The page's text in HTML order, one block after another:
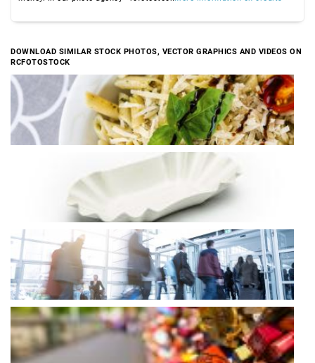
DOWNLOAD SIMILAR STOCK PHOTOS, VECTOR GRAPHICS AND VIDEOS ON
RCFOTOSTOCK